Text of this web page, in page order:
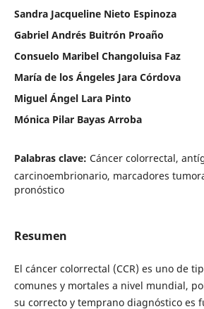
Sandra Jacqueline Nieto Espinoza
Gabriel Andrés Buitrón Proaño
Consuelo Maribel Changoluisa Faz
María de los Ángeles Jara Córdova
Miguel Ángel Lara Pinto
Mónica Pilar Bayas Arroba
Palabras clave: Cáncer colorrectal,
carcinoembrionario, marcadores
pronóstico
Resumen
El cáncer colorrectal (CCR) es uno de
comunes y mortales a nivel mundial,
su correcto y temprano diagnóstico es